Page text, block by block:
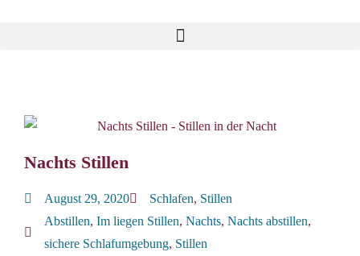
Nachts Stillen
August 29, 2020 Schlafen, Stillen
Abstillen, Im liegen Stillen, Nachts, Nachts abstillen,
sichere Schlafumgebung, Stillen